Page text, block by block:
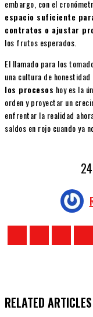
embargo, con el
espacio suficiente
contratos o ajustar
los frutos esperados.
El llamado para los
una cultura de
los procesos hoy es la
orden y proyectar un
enfrentar la realidad
saldos en rojo cuando ya
RELATED ARTICLES